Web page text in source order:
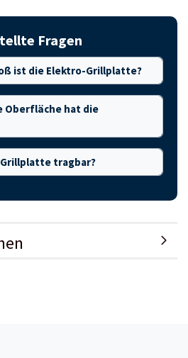
Fragen
ist die Elektro-Grillplatte?
Oberfläche hat die
Grillplatte tragbar?